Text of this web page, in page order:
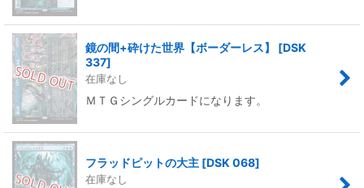
鏡の間+砕けた世界【ボーダーレス】 [DSK
337]
在庫なし
ＭＴＧシングルカードになります。
フラッドピットの大主 [DSK 068]
在庫なし